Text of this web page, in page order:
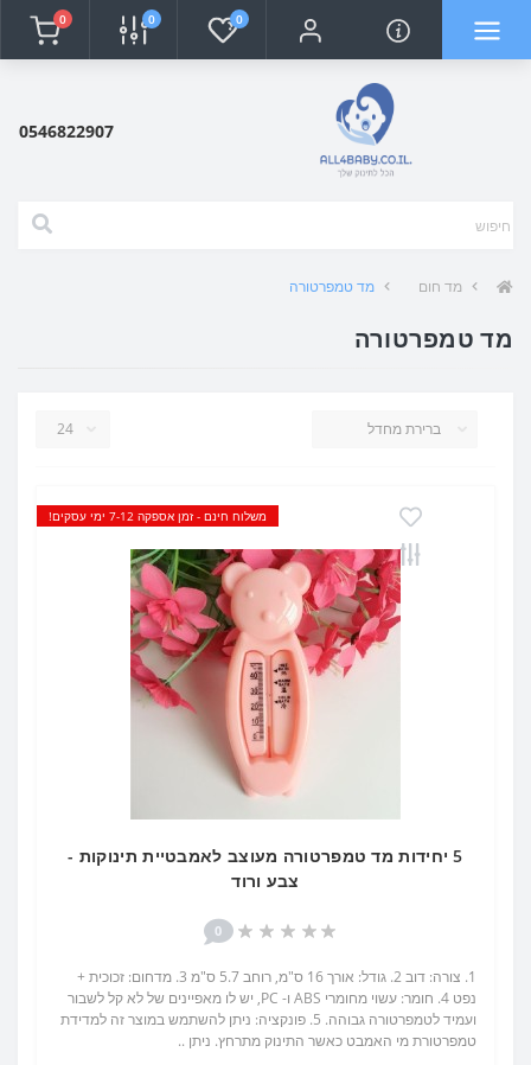
0
0
0
0546822907
מד חום מד טמפרטורה
מד טמפרטורה
משלוח חינם - זמן אספקה 7-12 ימי עסקים!
5 יחידות מד טמפרטורה מעוצב לאמבטיית תינוקות -
צבע ורוד
0
1. צורה: דוב 2. גודל: אורך 16 ס"מ, רוחב 5.7 ס"מ 3. מדחום: זכוכית +
נפט 4. חומר: עשוי מחומרי ABS ו- PC, יש לו מאפיינים של לא קל לשבור
ועמיד לטמפרטורה גבוהה. 5. פונקציה: ניתן להשתמש במוצר זה למדידת
טמפרטורת מי האמבט כאשר התינוק מתרחץ. ניתן ..